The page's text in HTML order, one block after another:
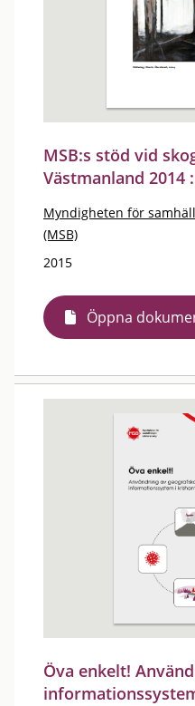
MSB:s stöd vid
Västmanland 2014
Myndigheten för
(MSB)
2015
Öppna
Öva enkelt!